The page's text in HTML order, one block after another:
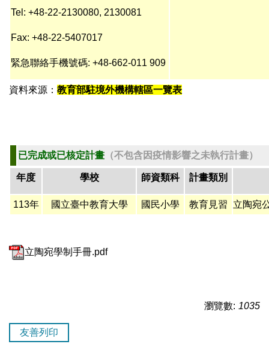
Tel: +48-22-2130080, 2130081
Fax: +48-22-5407017
緊急聯絡手機號碼: +48-662-011 909
資料來源： 教育部駐境外機構轄區一覽表
已完成或已核定計畫 （不包含因疫情影響之未執行計畫）
年度 學校 師資類科 計畫類別
113年 國立臺中教育大學 國民小學 教育見習 立陶宛
立陶宛學制手冊.pdf
瀏覽數: 1035
友善列印